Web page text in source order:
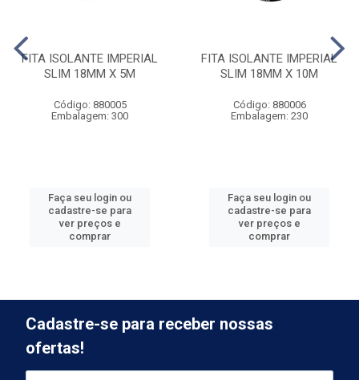
FITA ISOLANTE IMPERIAL
SLIM 18MM X 5M
Código: 880005
Embalagem: 300
Faça seu login ou
cadastre-se para
ver preços e
comprar
FITA ISOLANTE IMPERIAL
SLIM 18MM X 10M
Código: 880006
Embalagem: 230
Faça seu login ou
cadastre-se para
ver preços e
comprar
Cadastre-se para receber nossas
ofertas!